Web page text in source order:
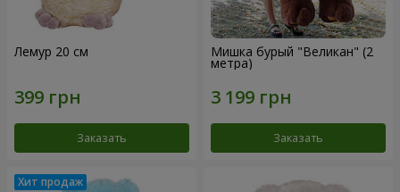
Лемур 20 см
Заказать
Мишка бурый "Великан" (2
метра)
Заказать